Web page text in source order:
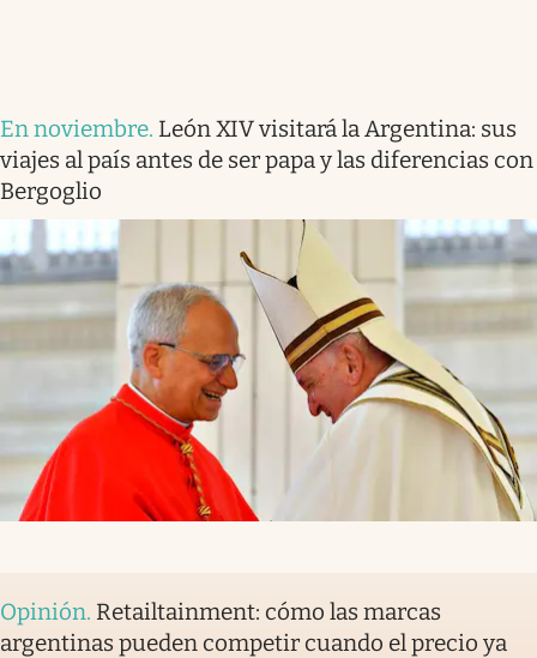
En noviembre. León XIV visitará la Argentina: sus
viajes al país antes de ser papa y las diferencias con
Bergoglio
Opinión. Retailtainment: cómo las marcas
argentinas pueden competir cuando el precio ya